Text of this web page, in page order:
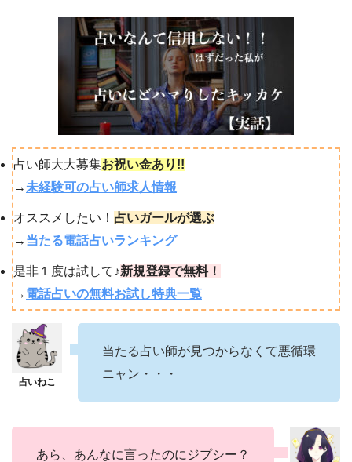
占い師大大募集お祝い金あり!!
→未経験可の占い師求人情報
オススメしたい！ 占いガールが選ぶ
→ 当たる電話占いランキング
是非１度は試して♪新規登録で無料！
→ 電話占いの無料お試し特典一覧
当たる占い師が見つからなくて悪循環
ニャン・・・
あら、あんなに言ったのにジプシー？